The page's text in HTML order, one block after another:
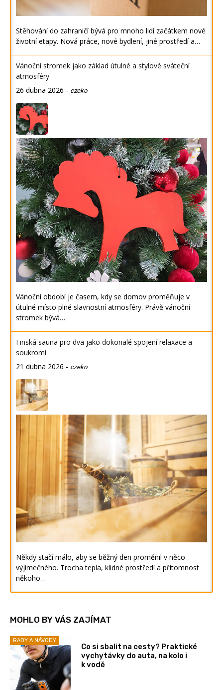
Stěhování do zahraničí bývá pro mnoho lidí začátkem nové
životní etapy. Nová práce, nové bydlení, jiné prostředí a…
Vánoční stromek jako základ útulné a stylové sváteční
atmosféry
26 dubna 2026 - czeko
Vánoční období je časem, kdy se domov proměňuje v
útulné místo plné slavnostní atmosféry. Právě vánoční
stromek bývá…
Finská sauna pro dva jako dokonalé spojení relaxace a
soukromí
21 dubna 2026 - czeko
Někdy stačí málo, aby se běžný den proměnil v něco
výjimečného. Trocha tepla, klidné prostředí a přítomnost
někoho…
MOHLO BY VÁS ZAJÍMAT
RADY A NÁVODY
Co si sbalit na cesty? Praktické
vychytávky do auta, na kolo i
k vodě